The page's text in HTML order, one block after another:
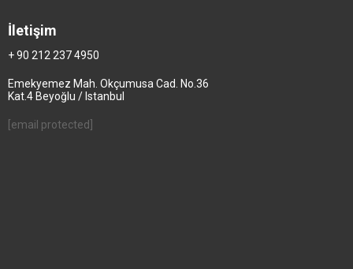
İletişim
+ 90 212 237 4950
Emekyemez Mah. Okçumusa Cad. No.36
Kat.4 Beyoğlu / Istanbul
[email protected]